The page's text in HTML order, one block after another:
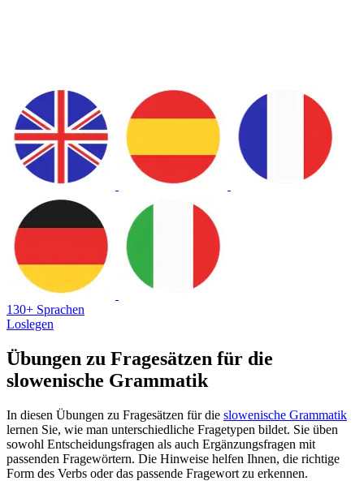
130+ Sprachen
Loslegen
Übungen zu Fragesätzen für die
slowenische Grammatik
In diesen Übungen zu Fragesätzen für die slowenische Grammatik
lernen Sie, wie man unterschiedliche Fragetypen bildet. Sie üben
sowohl Entscheidungsfragen als auch Ergänzungsfragen mit
passenden Fragewörtern. Die Hinweise helfen Ihnen, die richtige
Form des Verbs oder das passende Fragewort zu erkennen.